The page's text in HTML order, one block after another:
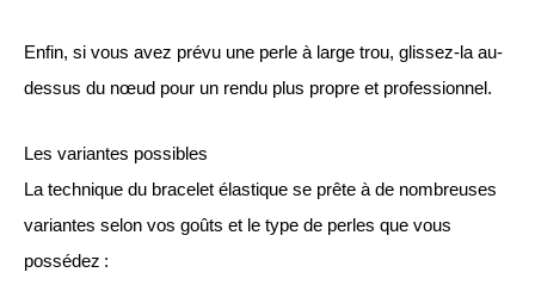
Enfin, si vous avez prévu une perle à large trou, glissez-la au-
dessus du nœud pour un rendu plus propre et professionnel.
Les variantes possibles
La technique du bracelet élastique se prête à de nombreuses
variantes selon vos goûts et le type de perles que vous
possédez :